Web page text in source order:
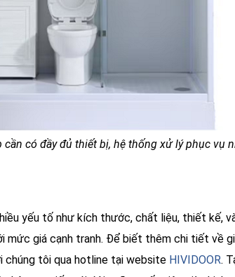
có đầy đủ thiết bị, hệ thống xử lý phục vụ
yếu tố như kích thước, chất liệu, thiết kế,
mức giá cạnh tranh. Để biết thêm chi tiết về
chúng tôi qua hotline tại website HIVIDOOR.